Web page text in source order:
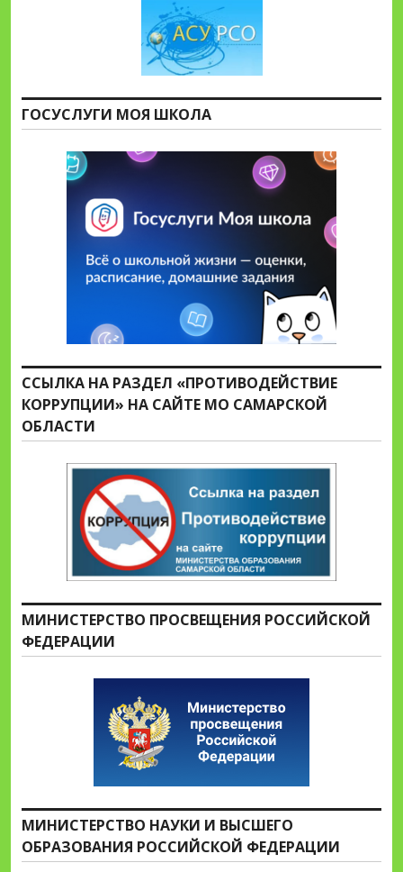
ГОСУСЛУГИ МОЯ ШКОЛА
ССЫЛКА НА РАЗДЕЛ «ПРОТИВОДЕЙСТВИЕ
КОРРУПЦИИ» НА САЙТЕ МО САМАРСКОЙ
ОБЛАСТИ
МИНИСТЕРСТВО ПРОСВЕЩЕНИЯ РОССИЙСКОЙ
ФЕДЕРАЦИИ
МИНИСТЕРСТВО НАУКИ И ВЫСШЕГО
ОБРАЗОВАНИЯ РОССИЙСКОЙ ФЕДЕРАЦИИ